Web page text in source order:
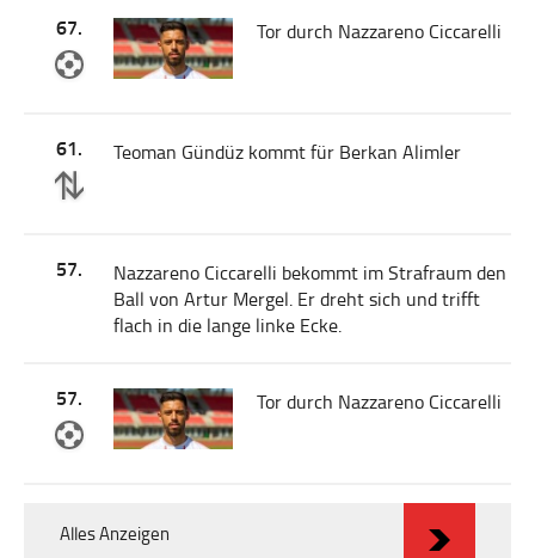
67. Tor durch Nazzareno Ciccarelli
61. Teoman Gündüz kommt für Berkan Alimler
57.
Nazzareno Ciccarelli bekommt im Strafraum den
Ball von Artur Mergel. Er dreht sich und trifft
flach in die lange linke Ecke.
57. Tor durch Nazzareno Ciccarelli
Alles Anzeigen